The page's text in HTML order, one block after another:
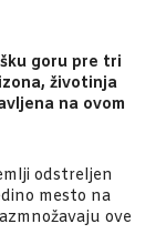
goru pre tri
životinja
na ovom
odstreljen
mesto na
ove